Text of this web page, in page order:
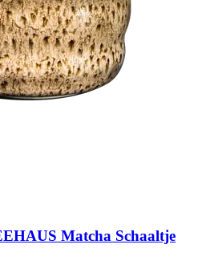
Matcha Schaaltje